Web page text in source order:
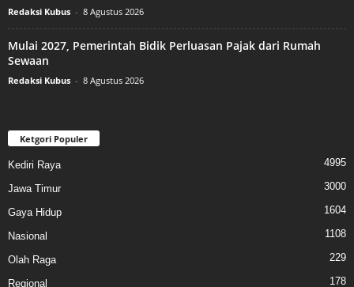
Redaksi Kubus - 8 Agustus 2026
Mulai 2027, Pemerintah Bidik Perluasan Pajak dari Rumah
Sewaan
Redaksi Kubus - 8 Agustus 2026
Ketgori Populer
Kediri Raya 4995
Jawa Timur 3000
Gaya Hidup 1604
Nasional 1108
Olah Raga 229
Regional 178